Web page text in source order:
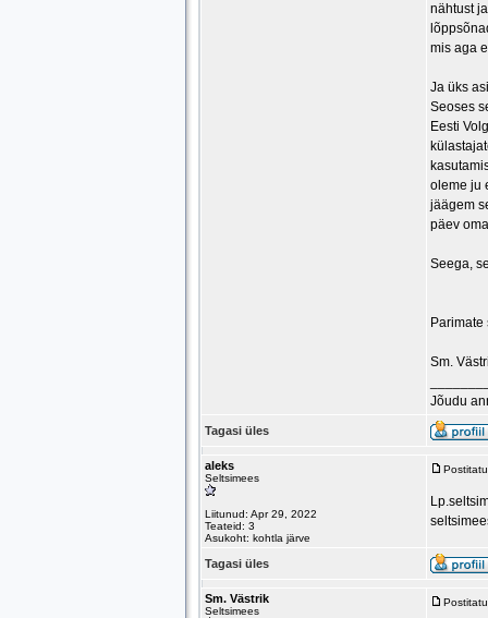
nähtust
mis aga
Ja üks
Seoses
Eesti
oleme ju
jäägem
päev
Seega,
Sm.
Jõudu
Tagasi üles
aleks
Seltsimees
Liitunud: Apr 29, 2022
Teateid: 3
Asukoht: kohtla järve
Tagasi üles
Sm. Västrik
Seltsimees